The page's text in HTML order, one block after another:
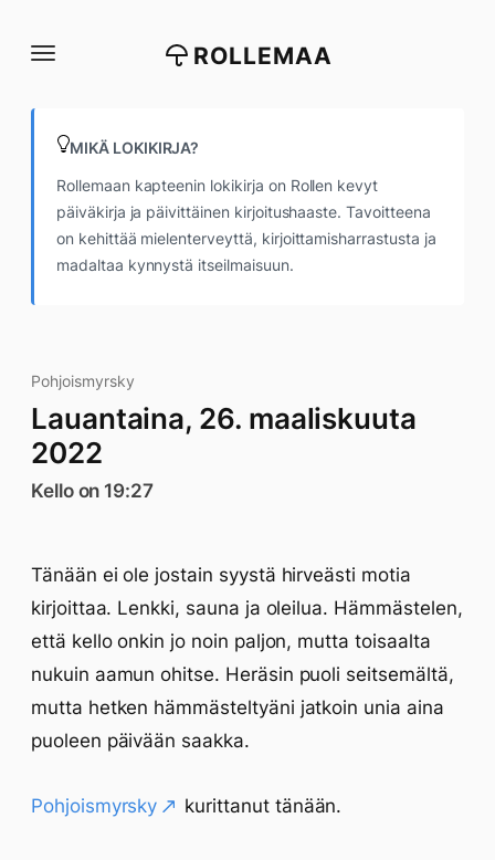
suoraan
ROLLEMAA
MIKÄ LOKIKIRJA?
Rollemaan kapteenin lokikirja on Rollen kevyt
päiväkirja ja päivittäinen kirjoitushaaste. Tavoitteena
on kehittää mielenterveyttä, kirjoittamisharrastusta ja
madaltaa kynnystä itseilmaisuun.
Pohjoismyrsky
Lauantaina, 26. maaliskuuta
2022
Kello on 19:27
Tänään ei ole jostain syystä hirveästi motia
kirjoittaa. Lenkki, sauna ja oleilua. Hämmästelen,
että kello onkin jo noin paljon, mutta toisaalta
nukuin aamun ohitse. Heräsin puoli seitsemältä,
mutta hetken hämmästeltyäni jatkoin unia aina
puoleen päivään saakka.
Pohjoismyrsky kurittanut tänään.